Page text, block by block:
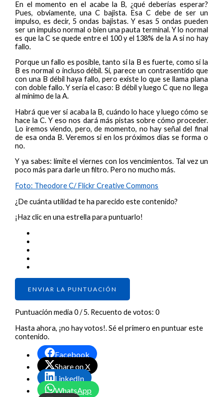
En el momento en el acabe la B, ¿qué deberías esperar?
Pues, obviamente, una C bajista. Esa C debe de ser un
impulso, es decir, 5 ondas bajistas. Y esas 5 ondas pueden
ser un impulso normal o bien una pauta terminal. Y lo normal
es que la C se quede entre el 100 y el 138% de la A si no hay
fallo.
Porque un fallo es posible, tanto si la B es fuerte, como si la
B es normal o incluso débil. Sí, parece un contrasentido que
con una B débil haya fallo, pero existe lo que se llama plana
con doble fallo. Y sería el caso: B débil y luego C que no llega
al mínimo de la A.
Habrá que ver si acaba la B, cuándo lo hace y luego cómo se
hace la C. Y eso nos dará más pistas sobre cómo proceder.
Lo iremos viendo, pero, de momento, no hay señal del final
de esa onda B. Veremos si en los próximos días se forma o
no.
Y ya sabes: límite el viernes con los vencimientos. Tal vez un
poco más para darle un filtro. Pero no mucho más.
Foto: Theodore C/ Flickr Creative Commons
¿De cuánta utilidad te ha parecido este contenido?
¡Haz clic en una estrella para puntuarlo!
ENVIAR LA PUNTUACIÓN
Puntuación media0/ 5. Recuento de votos:0
Hasta ahora, ¡no hay votos!. Sé el primero en puntuar este
contenido.
Facebook
Share on X
LinkedIn
WhatsApp